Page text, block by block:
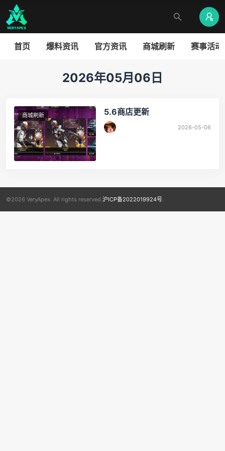
首页 爆料资讯 官方资讯 商城刷新 赛事活动
2026年05月06日
商城刷新 5.6商店更新
2026-05-06
©2026 VeryApex. All rights reserved.沪ICP备2022019924号.